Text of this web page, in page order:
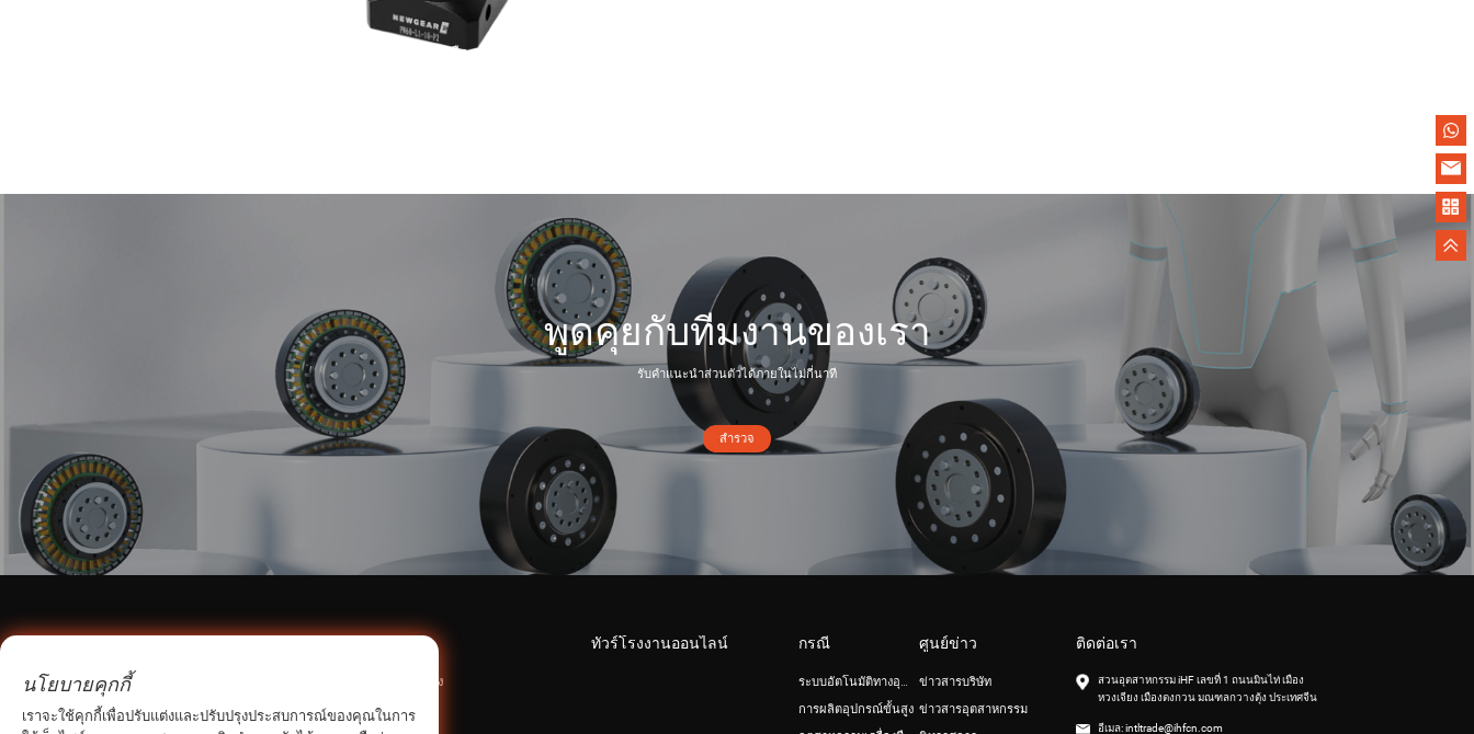
พูดคุยกับทีมงานของเรา
รับคำแนะนำส่วนตัวได้ภายในไม่กี่นาที
สำรวจ
สิ่งอำนวยความสะดวกในการผลิต
เฟืองและพูลเลย์ไทม์มิ่ง
นิวเกียร์
ทัวร์โรงงานออนไลน์ กรณี
ระบบอัตโนมัติทางอุตสาหกรรมและหุ่นยนต์
การผลิตอุปกรณ์ขั้นสูง
ศูนย์ข่าว
ข่าวสารบริษัท
ข่าวสารอุตสาหกรรม
ติดต่อเรา
สวนอุตสาหกรรม iHF เลขที่ 1 ถนนมินไท่ เมือง
หวงเจียง เมืองตงกวน มณฑลกวางตุ้ง ประเทศจีน
อีเมล:intltrade@ihfcn.com
นโยบายคุกกี้
เราจะใช้คุกกี้เพื่อปรับแต่งและปรับปรุงประสบการณ์ของคุณในการ